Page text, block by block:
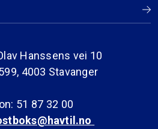
Hanssens vei 10
4003 Stavanger
51 87 32 00